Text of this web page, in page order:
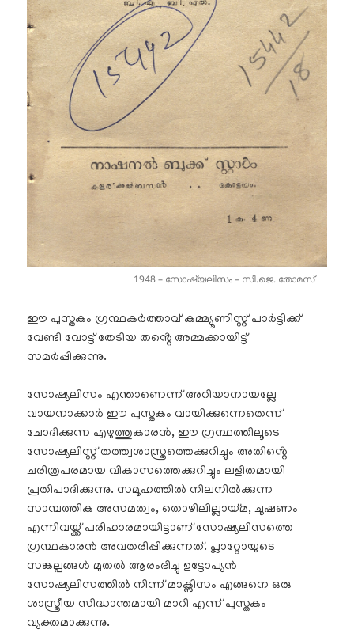
1948 – സോഷ്യലിസം – സി.ജെ. തോമസ്
ഈ പുസ്തകം ഗ്രന്ഥകർത്താവ് കമ്മ്യൂണിസ്റ്റ് പാർട്ടിക്ക്
വേണ്ടി വോട്ട് തേടിയ തൻ്റെ അമ്മക്കായിട്ട്
സമർപ്പിക്കുന്നു.
സോഷ്യലിസം എന്താണെന്ന് അറിയാനായല്ലേ
വായനാക്കാർ ഈ പുസ്തകം വായിക്കുന്നെതെന്ന്
ചോദിക്കുന്ന എഴുത്തുകാരൻ, ഈ ഗ്രന്ഥത്തിലൂടെ
സോഷ്യലിസ്റ്റ് തത്ത്വശാസ്ത്രത്തെക്കുറിച്ചും അതിൻ്റെ
ചരിത്രപരമായ വികാസത്തെക്കുറിച്ചും ലളിതമായി
പ്രതിപാദിക്കുന്നു. സമൂഹത്തിൽ നിലനിൽക്കുന്ന
സാമ്പത്തിക അസമത്വം, തൊഴിലില്ലായ്മ, ചൂഷണം
എന്നിവയ്ക്ക് പരിഹാരമായിട്ടാണ് സോഷ്യലിസത്തെ
ഗ്രന്ഥകാരൻ അവതരിപ്പിക്കുന്നത്. പ്ലാറ്റോയുടെ
സങ്കല്പങ്ങൾ മുതൽ ആരംഭിച്ചു ഉട്ടോപ്യൻ
സോഷ്യലിസത്തിൽ നിന്ന് മാക്സിസം എങ്ങനെ ഒരു
ശാസ്ത്രീയ സിദ്ധാന്തമായി മാറി എന്ന് പുസ്തകം
വ്യക്തമാക്കുന്നു.